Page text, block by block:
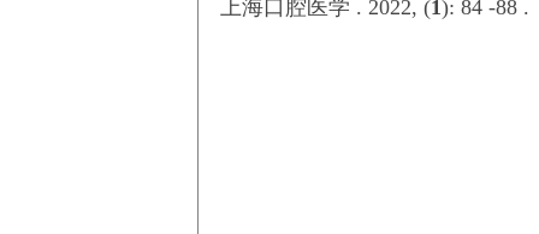
上海口腔医学 . 2022, (1): 84 -88 .